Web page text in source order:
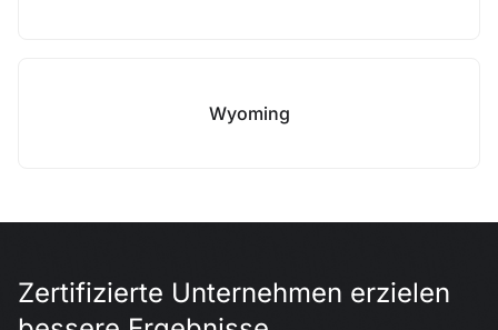
Wyoming
Zertifizierte Unternehmen erzielen